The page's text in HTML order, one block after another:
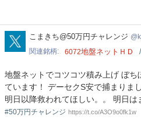
komakichikabu
こまきち@50万円チャレンジ
関連銘柄
6072地盤ネットＨＤ
地盤ネットでコツコツ積み上げ ぼち
ています！ デーセクS安で捕まりま
明日以降救われてほしい。。 明日は
#50万円チャレンジ https://t.co/A3O9o0fk1w